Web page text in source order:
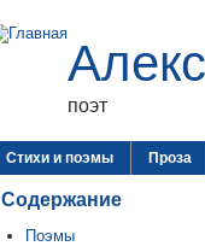
поэт
Стихи и поэмы Проза
Содержание
Поэмы